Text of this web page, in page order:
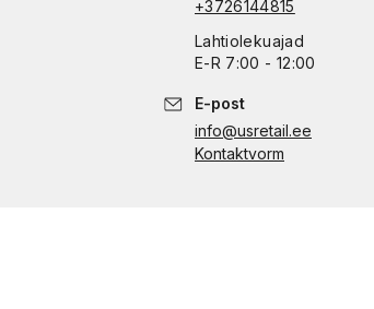
+3726144815
Lahtiolekuajad
E-R 7:00 - 12:00
E-post
info@usretail.ee
Kontaktvorm